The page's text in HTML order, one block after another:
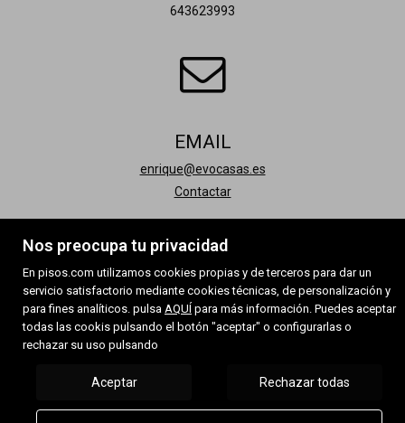
Nos preocupa tu privacidad
En pisos.com utilizamos cookies propias y de terceros para dar un
servicio satisfactorio mediante cookies técnicas, de personalización y
para fines analíticos. pulsa AQUÍ para más información. Puedes aceptar
todas las cookis pulsando el botón "aceptar" o configurarlas o
rechazar su uso pulsando
Aceptar Rechazar todas
643623993
EMAIL
enrique@evocasas.es
Contactar